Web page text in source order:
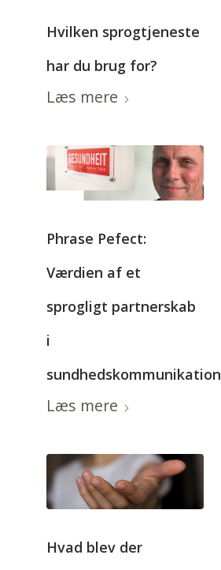
Hvilken sprogtjeneste
har du brug for?
Læs mere
Phrase Pefect:
Værdien af et
sprogligt partnerskab
i
sundhedskommunikation
Læs mere
Hvad blev der